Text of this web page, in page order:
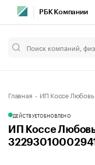
РБК Компании
Главная ИП Коссе
ДЕЙСТВУЕТОБНОВЛЕНО
ИП Коссе